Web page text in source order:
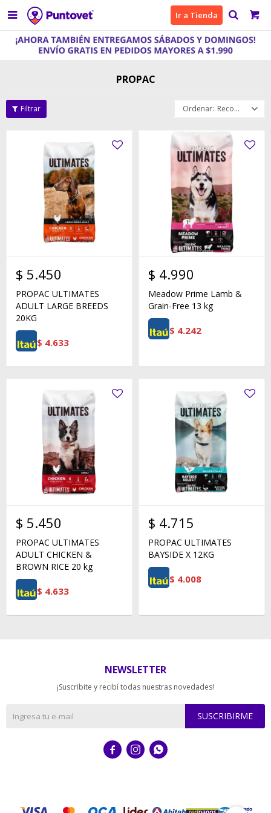
 Ir a Tienda
PROPAC
Recomendados
$ 5.450
PROPAC ULTIMATES
ADULT LARGE BREEDS
20KG
$ 4.633
$ 4.990
Meadow Prime Lamb &
Grain-Free 13 kg
$ 4.242
$ 5.450
PROPAC ULTIMATES
ADULT CHICKEN &
BROWN RICE 20 kg
$ 4.633
$ 4.715
PROPAC ULTIMATES
BAYSIDE X 12KG
$ 4.008
NEWSLETTER
¡Suscribite y recibí todas nuestras novedades!
SUSCRIBIRME
  